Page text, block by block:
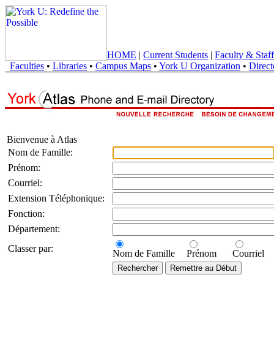
HOME | Current Students | Faculty & Staff
Faculties • Libraries • Campus Maps • York U Organization •
Bienvenue à Atlas
Nom de Famille:
Prénom:
Courriel:
Extension Téléphonique:
Fonction:
Département:
Classer par:
Nom de Famille Prénom Courriel